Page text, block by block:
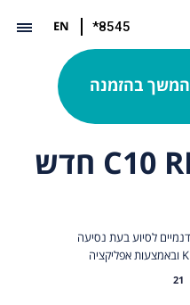
*8545
EN
המשך בהזמנה
21